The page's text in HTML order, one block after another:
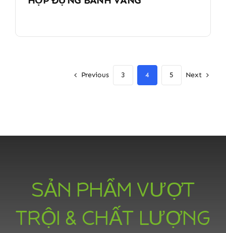
Previous 3 4 5 Next
SẢN PHẨM VƯỢT
TRỘI & CHẤT LƯỢNG